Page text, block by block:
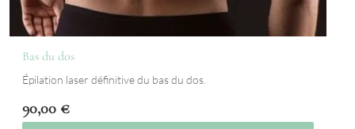
Bas du dos
Épilation laser définitive du bas du dos.
90,00 €